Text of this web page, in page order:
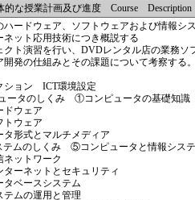
的な授業計画及び進度 Course
ハードウェア、ソフトウェアおよび情報シ
ネット応用技術につき概説する
クト演習を行い、DVDレンタル店の業務ソ
開発の仕組みとその課題について考察する
ョン ICT環境設定
タのしくみ ①コンピュータの基礎知識
ウェア
ウェア
式とマルチメディア
ムのしくみ ⑤コンピュータと情報シス
ットワーク
ネットとセキュリティ
ベースシステム
用と管理